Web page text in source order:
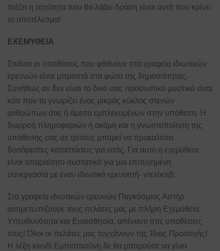
πιέζει η ταχύτητα που θα λάβει δράση είναι αυτή που κρίνει
το αποτέλεσμα!
ΕΧΕΜΥΘΕΙΑ
Σπάνια οι υποθέσεις που φθάνουν στα γραφεία ιδιωτικών
ερευνών είναι μπροστά στα φώτα της δημοσιότητας.
Συνήθως αν δεν είναι το δικό σας προσωπικό μυστικό είναι
κάτι που το γνωρίζει ένας μικρός κύκλος στενών
ανθρώπων σας ή άμεσα εμπλεκομένων στην υπόθεση. Η
διαρροή πληροφοριών ή ακόμη και η γνωστοποίηση της
υπόθεσης σας σε τρίτους μπορεί να προκαλέσει
δυσάρεστες καταστάσεις για εσάς. Για αυτό η εχεμύθεια
είναι απαραίτητο συστατικό για μια επιτυχημένη
συνεργασία με έναν ιδιωτικό ερευνητή- ντετέκτιβ.
Στα γραφεία ιδιωτικών ερευνών Παγκόσμιος Αστήρ
αντιμετωπίζουμε τους πελάτες μας με πλήρη Εχεμύθεια,
Υπευθυνότητα και Ευαισθησία, απέναντι στις υποθέσεις
τους! Όλοι οι πελάτες μας τυγχάνουν της Ίδιας Προσοχής!
Η λέξη κλειδί Εμπιστοσύνη δε θα μπορούσε να γίνει